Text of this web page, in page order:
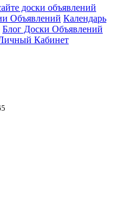
доски объявлений
Объявлений Календарь
Блог Доски Объявлений
Кабинет